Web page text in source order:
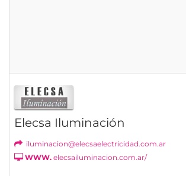
Elecsa Iluminación
iluminacion@elecsaelectricidad.com.ar
WWW. elecsailuminacion.com.ar/